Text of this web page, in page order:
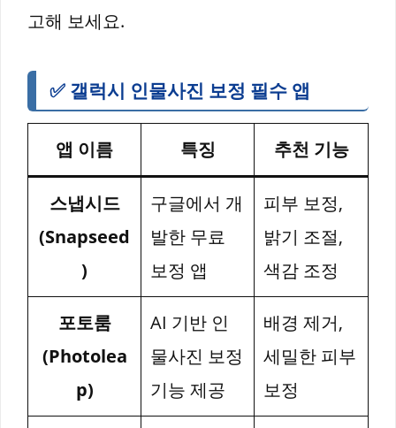
고해 보세요.
✅ 갤럭시 인물사진 보정 필수 앱
앱 이름 특징 추천 기능
스냅시드
(Snapseed
)
구글에서 개
발한 무료
보정 앱
피부 보정,
밝기 조절,
색감 조정
포토룸
(Photolea
p)
AI 기반 인
물사진 보정
기능 제공
배경 제거,
세밀한 피부
보정